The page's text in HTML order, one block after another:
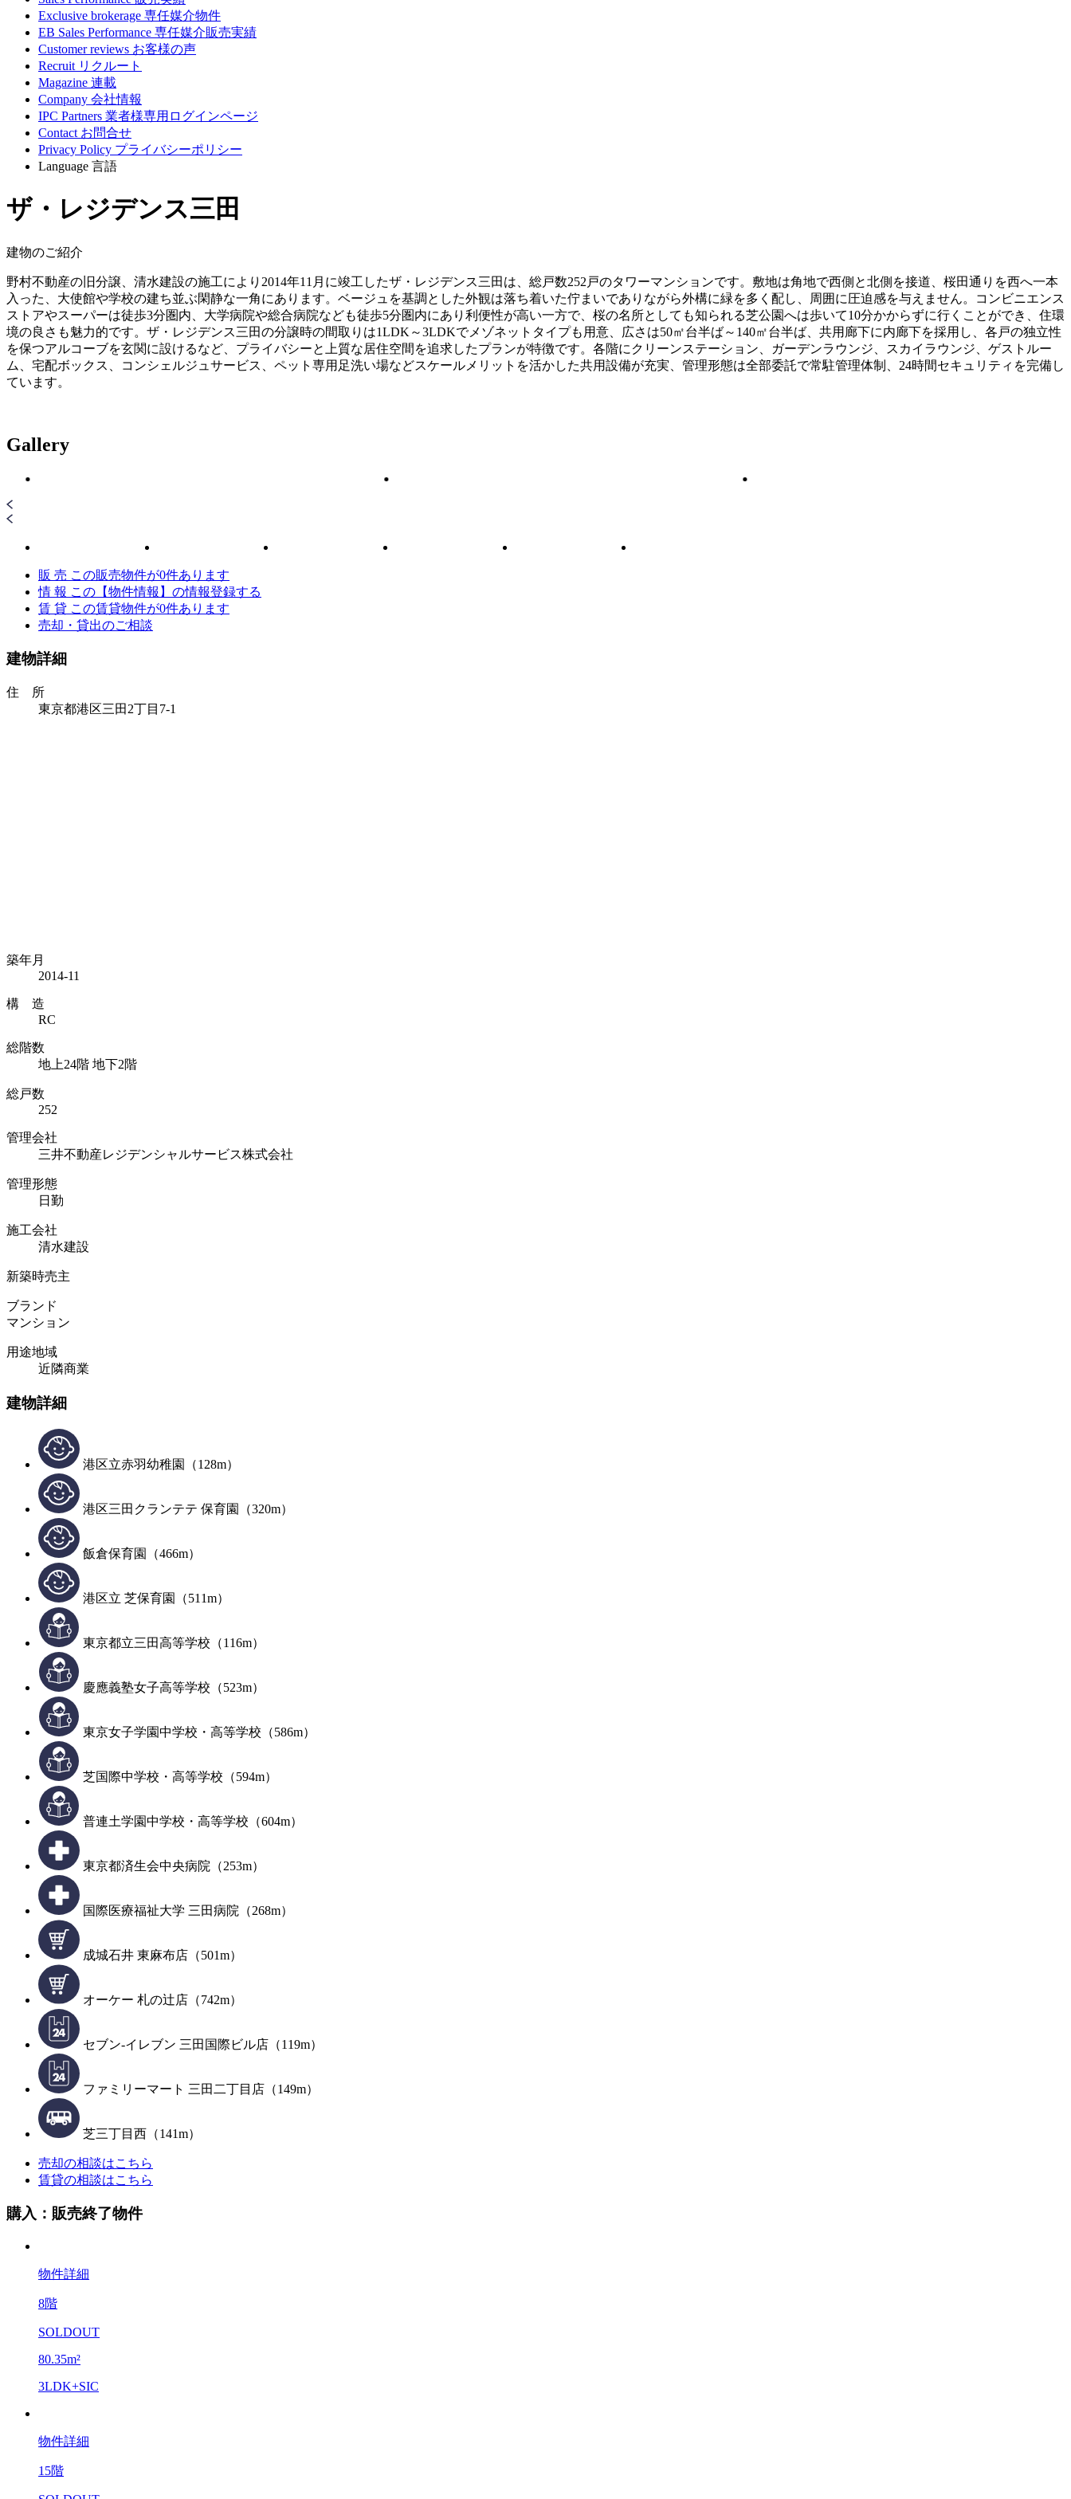
Exclusive brokerage 専任媒介物件
EB Sales Performance 専任媒介販売実績
Customer reviews お客様の声
Recruit リクルート
Magazine 連載
Company 会社情報
IPC Partners 業者様専用ログインページ
Contact お問合せ
Privacy Policy プライバシーポリシー
Language 言語
ザ・レジデンス三田
建物のご紹介
野村不動産の旧分譲、清水建設の施工により2014年11月に竣工したザ・レジデンス三田は、総戸数252戸のタワーマンションです。敷地は角地で西側と北側を接道、桜田通りを西へ一本
入った、大使館や学校の建ち並ぶ閑静な一角にあります。ベージュを基調とした外観は落ち着いた佇まいでありながら外構に緑を多く配し、周囲に圧迫感を与えません。コンビニエンス
ストアやスーパーは徒歩3分圏内、大学病院や総合病院なども徒歩5分圏内にあり利便性が高い一方で、桜の名所としても知られる芝公園へは歩いて10分かからずに行くことができ、住環
境の良さも魅力的です。ザ・レジデンス三田の分譲時の間取りは1LDK～3LDKでメゾネットタイプも用意、広さは50㎡台半ば～140㎡台半ば、共用廊下に内廊下を採用し、各戸の独立性
を保つアルコーブを玄関に設けるなど、プライバシーと上質な居住空間を追求したプランが特徴です。各階にクリーンステーション、ガーデンラウンジ、スカイラウンジ、ゲストルー
ム、宅配ボックス、コンシェルジュサービス、ペット専用足洗い場などスケールメリットを活かした共用設備が充実、管理形態は全部委託で常駐管理体制、24時間セキュリティを完備し
ています。
Gallery
販 売 この販売物件が0件あります
情 報 この【物件情報】の情報登録する
賃 貸 この賃貸物件が0件あります
売却・貸出のご相談
建物詳細
住 所
東京都港区三田2丁目7-1
築年月
2014-11
構 造
RC
総階数
地上24階 地下2階
総戸数
252
管理会社
三井不動産レジデンシャルサービス株式会社
管理形態
日勤
施工会社
清水建設
新築時売主
ブランド
マンション
用途地域
近隣商業
建物詳細
港区立赤羽幼稚園（128m）
港区三田クランテテ 保育園（320m）
飯倉保育園（466m）
港区立 芝保育園（511m）
東京都立三田高等学校（116m）
慶應義塾女子高等学校（523m）
東京女子学園中学校・高等学校（586m）
芝国際中学校・高等学校（594m）
普連土学園中学校・高等学校（604m）
東京都済生会中央病院（253m）
国際医療福祉大学 三田病院（268m）
成城石井 東麻布店（501m）
オーケー 札の辻店（742m）
セブン-イレブン 三田国際ビル店（119m）
ファミリーマート 三田二丁目店（149m）
芝三丁目西（141m）
売却の相談はこちら
賃貸の相談はこちら
購入：販売終了物件
物件詳細
8階
SOLDOUT
80.35m²
3LDK+SIC
物件詳細
15階